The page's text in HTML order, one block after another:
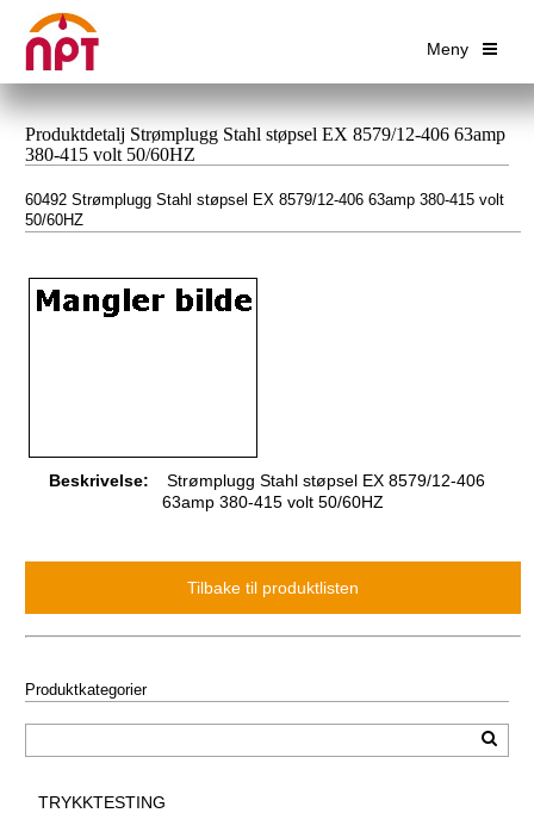
Meny
Produktdetalj Strømplugg Stahl støpsel EX 8579/12-406 63amp
380-415 volt 50/60HZ
60492 Strømplugg Stahl støpsel EX 8579/12-406 63amp 380-415 volt
50/60HZ
Beskrivelse:
Strømplugg Stahl støpsel EX 8579/12-406
63amp 380-415 volt 50/60HZ
Produktkategorier
TRYKKTESTING